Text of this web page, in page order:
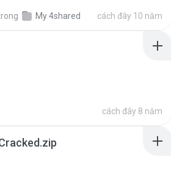
My 4shared cách đây 10 năm
cách đây 8 năm